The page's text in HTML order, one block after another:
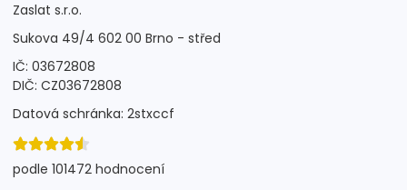
Zaslat s.r.o.
Sukova 49/4 602 00 Brno - střed
IČ: 03672808
DIČ: CZ03672808
Datová schránka: 2stxccf
podle 101472 hodnocení